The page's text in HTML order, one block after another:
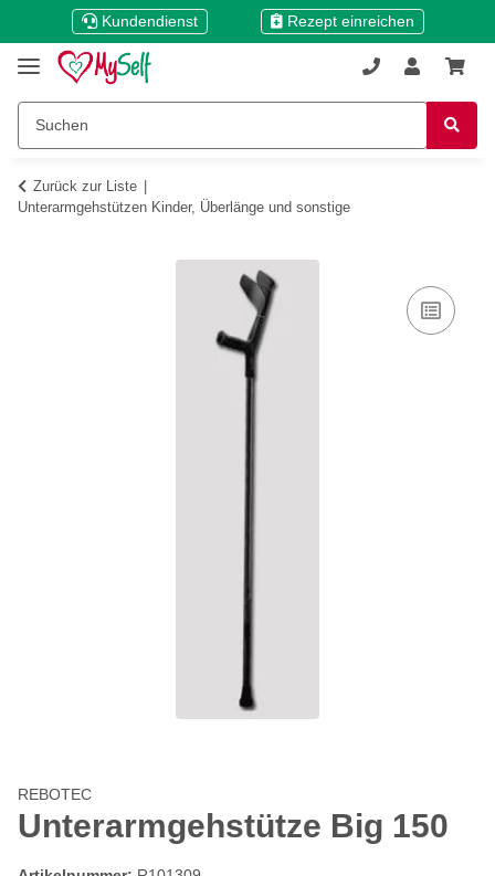
Kundendienst Rezept einreichen
Zurück zur Liste
Unterarmgehstützen Kinder, Überlänge und sonstige
REBOTEC
Unterarmgehstütze Big 150